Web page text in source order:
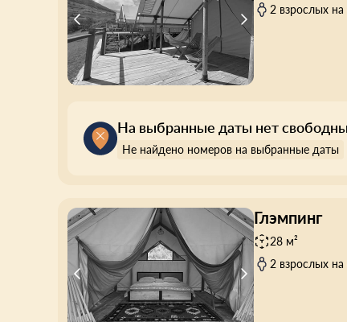
2 взрослых
На выбранные даты нет
Не найдено номеров на выбранные даты
Глэмпинг
28 м²
2 взрослых